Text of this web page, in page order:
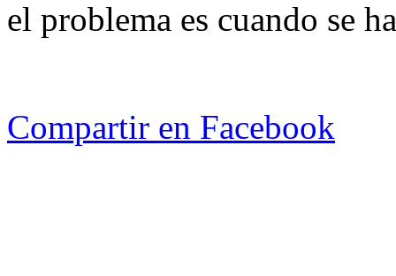
el problema es cuando se
Compartir en Facebook